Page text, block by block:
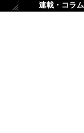
連載・コラム